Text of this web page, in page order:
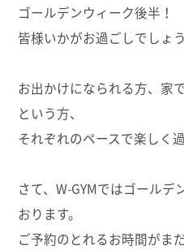
ゴールデンウィーク後半！
皆様いかがお過ごしでしょ
お出かけになられる方、家
という方、
それぞれのペースで楽しく
さて、W-GYMではゴール
おります。
ご予約のとれるお時間がま